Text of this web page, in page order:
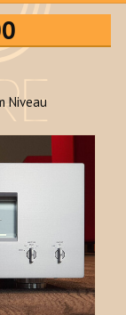
Niveau